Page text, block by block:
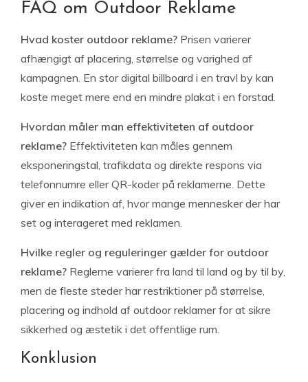
FAQ om Outdoor Reklame
Hvad koster outdoor reklame? Prisen varierer
afhængigt af placering, størrelse og varighed af
kampagnen. En stor digital billboard i en travl by kan
koste meget mere end en mindre plakat i en forstad.
Hvordan måler man effektiviteten af outdoor
reklame? Effektiviteten kan måles gennem
eksponeringstal, trafikdata og direkte respons via
telefonnumre eller QR-koder på reklamerne. Dette
giver en indikation af, hvor mange mennesker der har
set og interageret med reklamen.
Hvilke regler og reguleringer gælder for outdoor
reklame? Reglerne varierer fra land til land og by til by,
men de fleste steder har restriktioner på størrelse,
placering og indhold af outdoor reklamer for at sikre
sikkerhed og æstetik i det offentlige rum.
Konklusion